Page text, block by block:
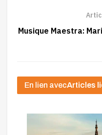
Musique Maestra:
En lien avecArticles